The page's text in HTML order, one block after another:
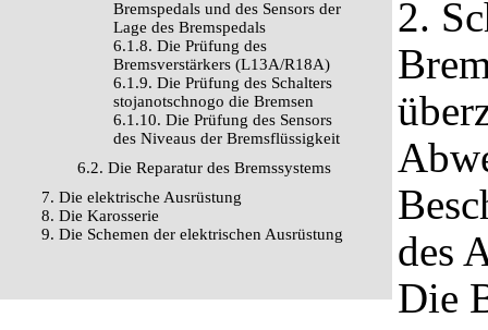
Bremspedals und des Sensors der
Lage des Bremspedals
6.1.8. Die Prüfung des
Bremsverstärkers (L13A/R18A)
6.1.9. Die Prüfung des Schalters
stojanotschnogo die Bremsen
6.1.10. Die Prüfung des Sensors
des Niveaus der Bremsflüssigkeit
6.2. Die Reparatur des Bremssystems
7. Die elektrische Ausrüstung
8. Die Karosserie
9. Die Schemen der elektrischen Ausrüstung
2.
des
Die